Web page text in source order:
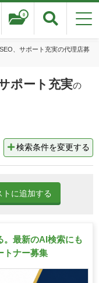
0
、サポート充実の代理店募
ポート充実の
検索条件を変更する
に追加する
。最新のAI検索にも
トナー募集